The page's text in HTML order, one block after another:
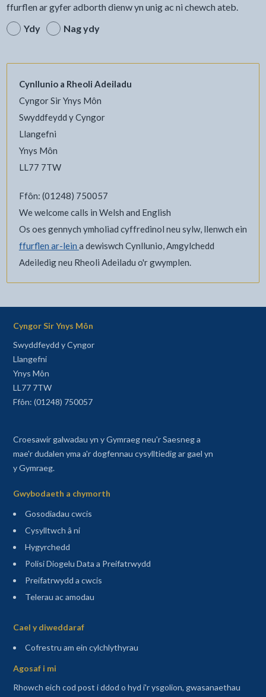
ffurflen ar gyfer adborth dienw yn unig ac ni chewch ateb.
Ydy
Nag ydy
Cynllunio a Rheoli Adeiladu
Cyngor Sir Ynys Môn
Swyddfeydd y Cyngor
Llangefni
Ynys Môn
LL77 7TW
Ffôn: (01248) 750057
We welcome calls in Welsh and English
Os oes gennych ymholiad cyffredinol neu sylw, llenwch ein
ffurflen ar-lein a dewiswch Cynllunio, Amgylchedd
Adeiledig neu Rheoli Adeiladu o'r gwymplen.
Cyngor Sir Ynys Môn
Swyddfeydd y Cyngor
Llangefni
Ynys Môn
LL77 7TW
Ffôn: (01248) 750057
Croesawir galwadau yn y Gymraeg neu'r Saesneg a
mae'r dudalen yma a'r dogfennau cysylltiedig ar gael yn
y Gymraeg.
Gwybodaeth a chymorth
Gosodiadau cwcis
Cysylltwch â ni
Hygyrchedd
Polisi Diogelu Data a Preifatrwydd
Preifatrwydd a cwcis
Telerau ac amodau
Cael y diweddaraf
Cofrestru am ein cylchlythyrau(agor mewn tab newydd)
Agosaf i mi
Rhowch eich cod post i ddod o hyd i'r ysgolion, gwasanaethau